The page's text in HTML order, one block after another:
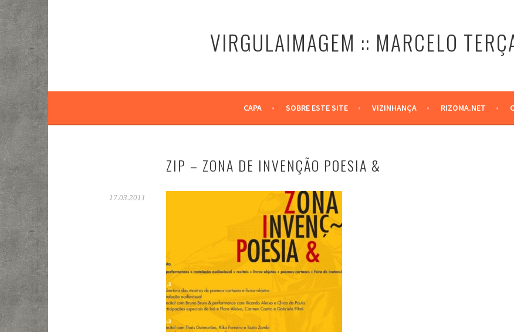
conteúdo
VIRGULAIMAGEM :: MARCELO
CAPA SOBRE ESTE SITE VIZINHANÇA RIZOMA.NET
ZIP – ZONA DE INVENÇÃO POESIA &
17.03.2011